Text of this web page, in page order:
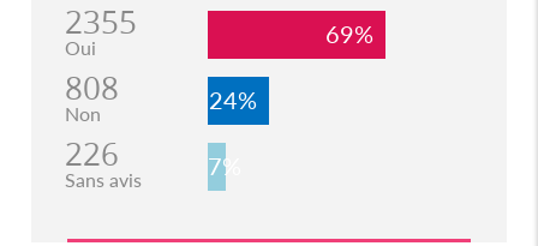
2355
Oui 69%
808
Non 24%
226
Sans avis 7%